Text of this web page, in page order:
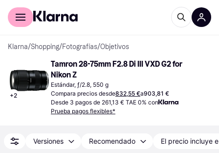
Comprar con Klarna
Klarna/Shopping/Fotografías/Objetivos
+2
Tamron 28-75mm F2.8 Di III VXD G2 for
Nikon Z
Estándar, ƒ/2.8, 550 g
Compara precios desde832,55 €a903,81 €
Desde 3 pagos de 261,13 € TAE 0% con
Prueba pagos flexibles*
Versiones Recomendado El precio incluye